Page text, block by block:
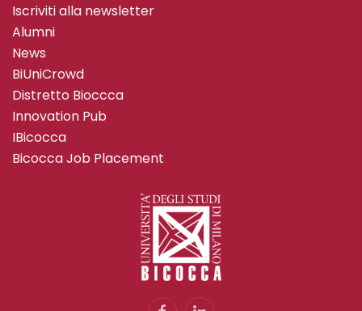
Iscriviti alla newsletter
Alumni
News
BiUniCrowd
Distretto Bioccca
Innovation Pub
IBicocca
Bicocca Job Placement